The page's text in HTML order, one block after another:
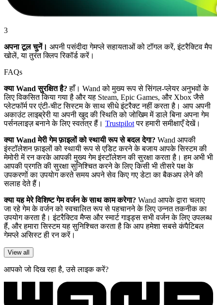
3
अपना टूल चुनें। अपनी पसंदीदा गेमप्ले सहायताओं को टॉगल करें, इंटरैक्टिव मैप
खोलें, या तुरंत क्लिप रिकॉर्ड करें।
FAQs
क्या Wand सुरक्षित है? हाँ। Wand को मुख्य रूप से सिंगल-प्लेयर अनुभवों के
लिए विकसित किया गया है और यह Steam, Epic Games, और Xbox जैसे
प्लेटफॉर्म पर एंटी-चीट सिस्टम के साथ सीधे इंटरैक्ट नहीं करता है। आप अपनी
अकाउंट लाइब्रेरी या अपनी खुद की स्थिति को जोखिम में डाले बिना अपना गेम
पर्सनलाइज़ बनाने के लिए स्वतंत्र हैं। Trustpilotपर हमारी समीक्षाएँ देखें।
क्या Wand मेरी गेम फ़ाइलों को स्थायी रूप से बदल देगा? Wand आपकी
इंस्टॉलेशन फ़ाइलों को स्थायी रूप से एडिट करने के बजाय आपके सिस्टम की
मेमोरी में रन करके आपकी मुख्य गेम इंस्टॉलेशन की सुरक्षा करता है। हम अभी भी
आपकी प्रगति की सुरक्षा सुनिश्चित करने के लिए किसी भी तीसरे पक्ष के
उपकरणों का उपयोग करते समय अपने सेव किए गए डेटा का बैकअप लेने की
सलाह देते हैं।
क्या यह मेरे विशिष्ट गेम वर्जन के साथ काम करेगा? Wand आपके द्वारा चलाए
जा रहे गेम के वर्जन को स्वचालित रूप से पहचानने के लिए उन्नत तकनीक का
उपयोग करता है। इंटरैक्टिव मैप्स और स्मार्ट गाइड्स सभी वर्जन के लिए उपलब्ध
हैं, और हमारा सिस्टम यह सुनिश्चित करता है कि आप हमेशा सबसे कंपैटिबल
गेमप्ले असिस्ट ही रन करें।
View all
आपको जो दिख रहा है, उसे लाइक करें?